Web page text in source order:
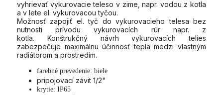
vyhrievať vykurovacie teleso v zime, napr. vodou z kotla
a v lete el. vykurovacou tyčou.
Možnosť zapojiť el. tyč do vykurovacieho telesa bez
nutnosti prívodu vykurovacích rúr napr. z
kotla. Konštrukčný návrh vykurovacích telies
zabezpečuje maximálnu účinnosť tepla medzi vlastným
radiátorom a prostredím.
farebné prevedenie: biele
pripojovací závit 1/2"
krytie: IP65